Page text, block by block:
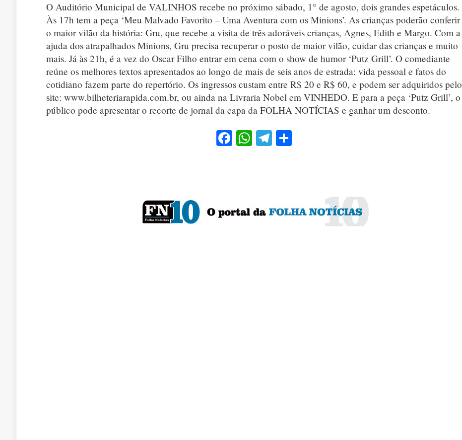
O Auditório Municipal de VALINHOS recebe no próximo sábado, 1° de agosto, dois grandes espetáculos.
Às 17h tem a peça ‘Meu Malvado Favorito – Uma Aventura com os Minions’. As crianças poderão conferir
o maior vilão da história: Gru, que recebe a visita de três adoráveis crianças, Agnes, Edith e Margo. Com a
ajuda dos atrapalhados Minions, Gru precisa recuperar o posto de maior vilão, cuidar das crianças e muito
mais. Já às 21h, é a vez do Oscar Filho entrar em cena com o show de humor ‘Putz Grill’. O comediante
reúne os melhores textos apresentados ao longo de mais de seis anos de estrada: vida pessoal e fatos do
cotidiano fazem parte do repertório. Os ingressos custam entre R$ 20 e R$ 60, e podem ser adquiridos pelo
site: www.bilheteriarapida.com.br, ou ainda na Livraria Nobel em VINHEDO. E para a peça ‘Putz Grill’, o
público pode apresentar o recorte de jornal da capa da FOLHA NOTÍCIAS e ganhar um desconto.
Facebook
WhatsApp
Telegram